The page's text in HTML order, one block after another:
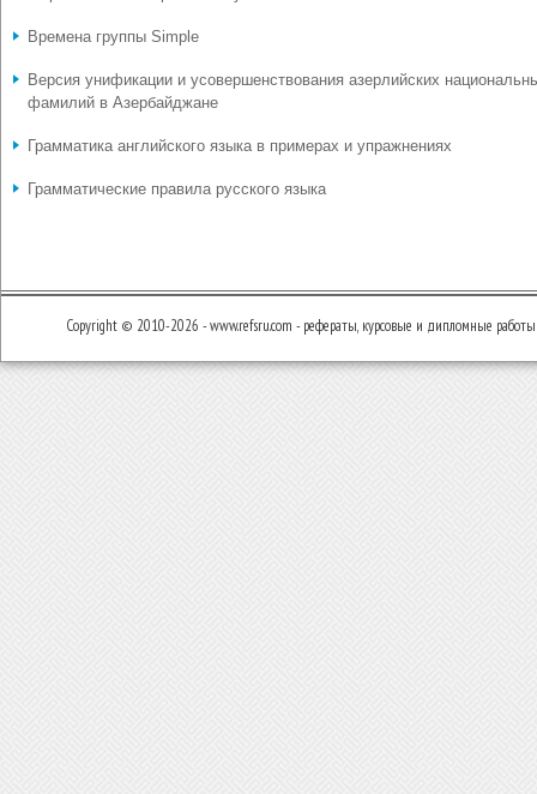
Времена группы Simple
Версия унификации и усовершенствования азерлийских
фамилий в Азербайджане
Грамматика английского языка в примерах и упражнениях
Грамматические правила русского языка
Copyright © 2010-2026 - www.refsru.com - рефераты, курсовые и дипломные работы